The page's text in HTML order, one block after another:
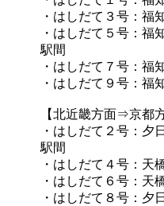
・はしだて３号：福
・はしだて５号：福
駅間
・はしだて７号：福
・はしだて９号：福
【北近畿方面⇒京都
・はしだて２号：夕
駅間
・はしだて４号：天
・はしだて６号：天
・はしだて８号：夕